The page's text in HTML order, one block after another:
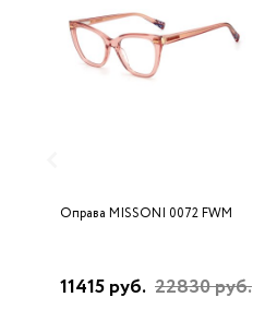
Оправа MISSONI 0072 FWM
11415 руб. 22830 руб.